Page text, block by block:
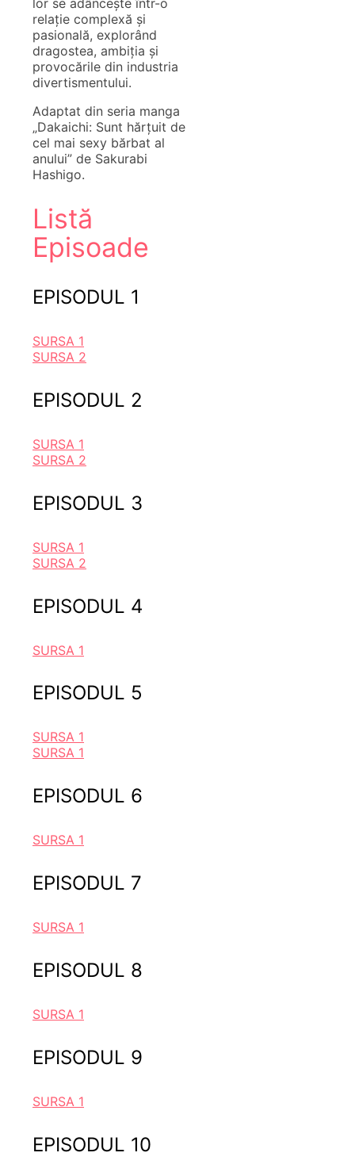
lor se adâncește într-o
relație complexă și
pasională, explorând
dragostea, ambiția și
provocările din industria
divertismentului.
Adaptat din seria manga
„Dakaichi: Sunt hărțuit de
cel mai sexy bărbat al
anului” de Sakurabi
Hashigo.
Listă
Episoade
EPISODUL 1
SURSA 1
SURSA 2
EPISODUL 2
SURSA 1
SURSA 2
EPISODUL 3
SURSA 1
SURSA 2
EPISODUL 4
SURSA 1
EPISODUL 5
SURSA 1
SURSA 1
EPISODUL 6
SURSA 1
EPISODUL 7
SURSA 1
EPISODUL 8
SURSA 1
EPISODUL 9
SURSA 1
EPISODUL 10